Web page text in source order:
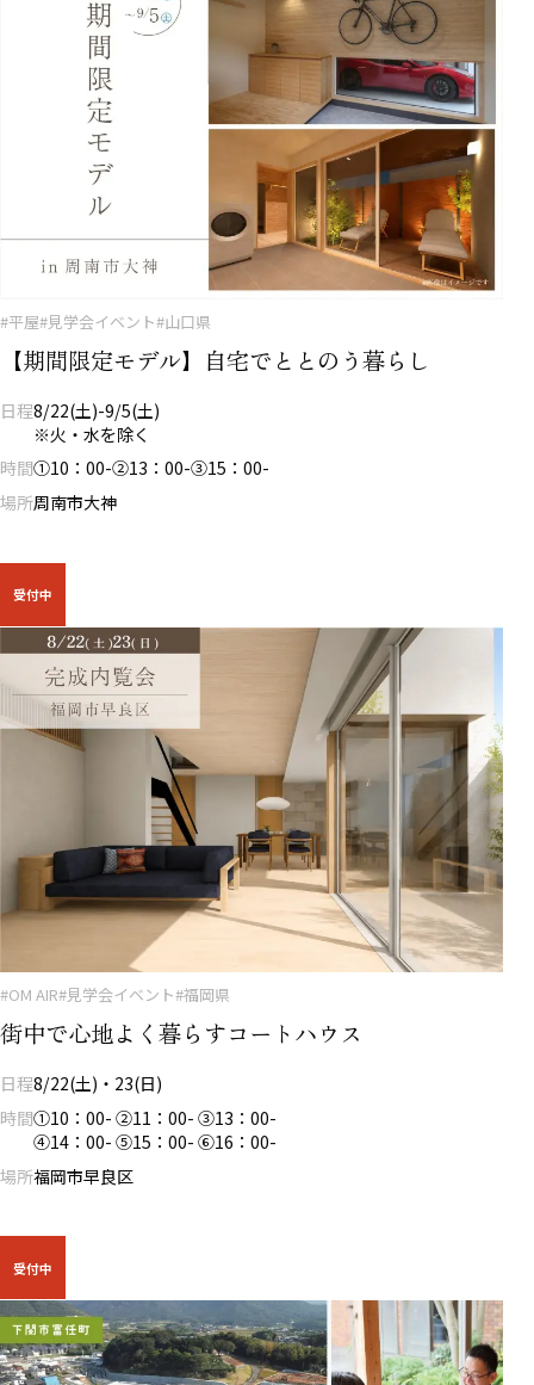
#平屋#見学会イベント#山口県
【期間限定モデル】自宅でととのう暮らし
日程8/22(土)-9/5(土)
※火・水を除く
時間①10：00-②13：00-③15：00-
場所周南市大神
受付中
#OM AIR#見学会イベント#福岡県
街中で心地よく暮らすコートハウス
日程8/22(土)・23(日)
時間①10：00- ②11：00- ③13：00-
④14：00- ⑤15：00- ⑥16：00-
場所福岡市早良区
受付中